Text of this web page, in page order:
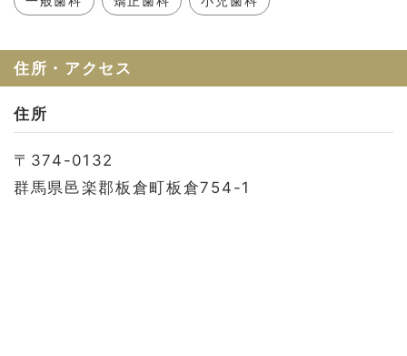
セルフチェック
住所・アクセス
住所
〒374-0132
群馬県邑楽郡板倉町板倉754-1